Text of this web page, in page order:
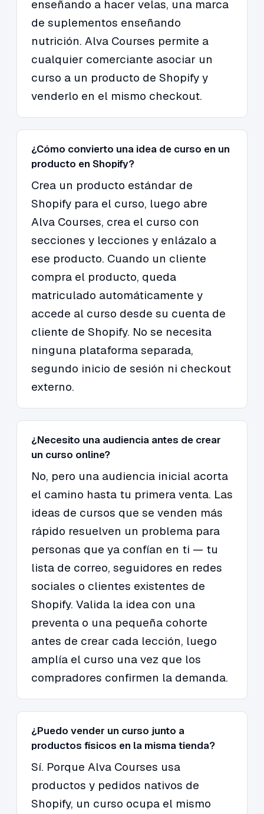
enseñando a hacer velas, una marca
de suplementos enseñando
nutrición. Alva Courses permite a
cualquier comerciante asociar un
curso a un producto de Shopify y
venderlo en el mismo checkout.
¿Cómo convierto una idea de curso en un
producto en Shopify?
Crea un producto estándar de
Shopify para el curso, luego abre
Alva Courses, crea el curso con
secciones y lecciones y enlázalo a
ese producto. Cuando un cliente
compra el producto, queda
matriculado automáticamente y
accede al curso desde su cuenta de
cliente de Shopify. No se necesita
ninguna plataforma separada,
segundo inicio de sesión ni checkout
externo.
¿Necesito una audiencia antes de crear
un curso online?
No, pero una audiencia inicial acorta
el camino hasta tu primera venta. Las
ideas de cursos que se venden más
rápido resuelven un problema para
personas que ya confían en ti — tu
lista de correo, seguidores en redes
sociales o clientes existentes de
Shopify. Valida la idea con una
preventa o una pequeña cohorte
antes de crear cada lección, luego
amplía el curso una vez que los
compradores confirmen la demanda.
¿Puedo vender un curso junto a
productos físicos en la misma tienda?
Sí. Porque Alva Courses usa
productos y pedidos nativos de
Shopify, un curso ocupa el mismo